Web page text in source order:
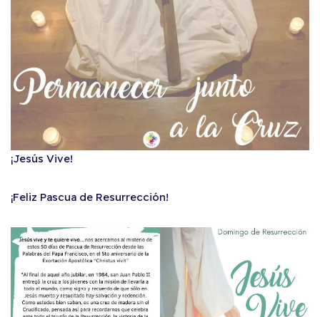
¡Jesús Vive!
¡Feliz Pascua de Resurrección!